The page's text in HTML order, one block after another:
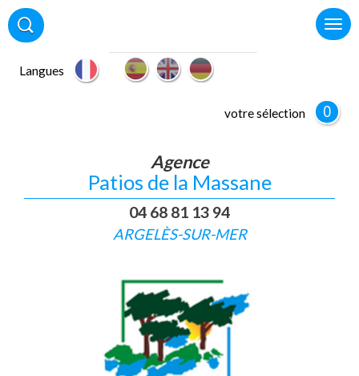
Langues
votre sélection 0
Agence
Patios de la Massane
04 68 81 13 94
ARGELÈS-SUR-MER